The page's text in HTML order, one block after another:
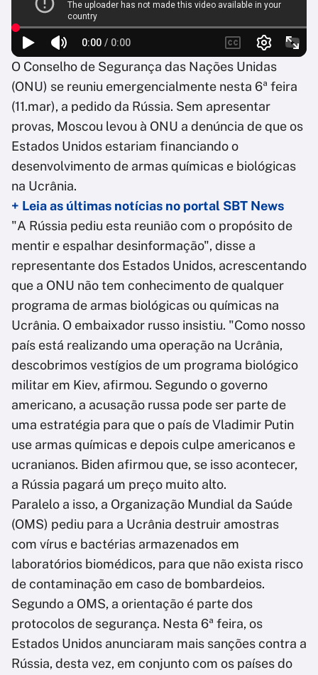
O Conselho de Segurança das Nações Unidas
(ONU) se reuniu emergencialmente nesta 6ª feira
(11.mar), a pedido da Rússia. Sem apresentar
provas, Moscou levou à ONU a denúncia de que os
Estados Unidos estariam financiando o
desenvolvimento de armas químicas e biológicas
na Ucrânia.
+ Leia as últimas notícias no portal SBT News
"A Rússia pediu esta reunião com o propósito de
mentir e espalhar desinformação", disse a
representante dos Estados Unidos, acrescentando
que a ONU não tem conhecimento de qualquer
programa de armas biológicas ou químicas na
Ucrânia. O embaixador russo insistiu. "Como nosso
país está realizando uma operação na Ucrânia,
descobrimos vestígios de um programa biológico
militar em Kiev, afirmou. Segundo o governo
americano, a acusação russa pode ser parte de
uma estratégia para que o país de Vladimir Putin
use armas químicas e depois culpe americanos e
ucranianos. Biden afirmou que, se isso acontecer,
a Rússia pagará um preço muito alto.
Paralelo a isso, a Organização Mundial da Saúde
(OMS) pediu para a Ucrânia destruir amostras
com vírus e bactérias armazenados em
laboratórios biomédicos, para que não exista risco
de contaminação em caso de bombardeios.
Segundo a OMS, a orientação é parte dos
protocolos de segurança. Nesta 6ª feira, os
Estados Unidos anunciaram mais sanções contra a
Rússia, desta vez, em conjunto com os países do